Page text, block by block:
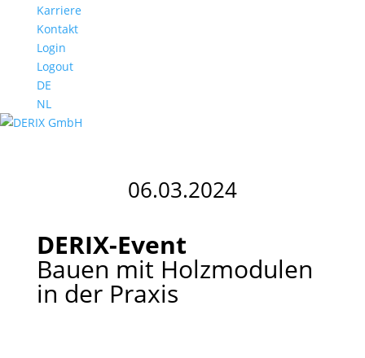
Karriere
Kontakt
Login
Logout
DE
NL
06.03.2024
DERIX-Event
Bauen mit Holzmodulen
in der Praxis